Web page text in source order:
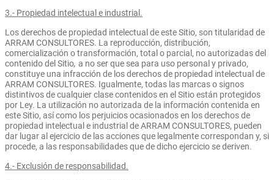
3.- Propiedad intelectual e industrial.
Los derechos de propiedad intelectual de este Sitio, son titularidad de
ARRAM CONSULTORES. La reproducción, distribución,
comercialización o transformación, total o parcial, no autorizadas del
contenido del Sitio, a no ser que sea para uso personal y privado,
constituye una infracción de los derechos de propiedad intelectual de
ARRAM CONSULTORES. Igualmente, todas las marcas o signos
distintivos de cualquier clase contenidos en el Sitio están protegidos
por Ley. La utilización no autorizada de la información contenida en
este Sitio, así como los perjuicios ocasionados en los derechos de
propiedad intelectual e industrial de ARRAM CONSULTORES, pueden
dar lugar al ejercicio de las acciones que legalmente correspondan y, si
procede, a las responsabilidades que de dicho ejercicio se deriven.
4.- Exclusión de responsabilidad.